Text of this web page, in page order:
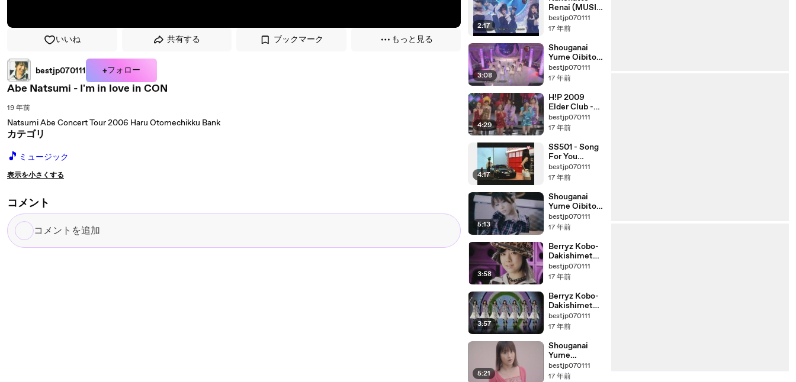
いいね 共有する ブックマーク もっと見る
bestjp070111 +フォロー
Abe Natsumi - I'm in love in CON
19 年前
Natsumi Abe Concert Tour 2006 Haru Otomechikku Bank
カテゴリ
🎵 ミュージック
表示を小さくする
コメント
コ
メ
2:17
Renai (MUSIC
FIGHTER)
bestjp070111
17 年前
3:08
Shouganai
Yume Oibito
(Music
Fighter)
bestjp070111
17 年前
4:29
H!P 2009
Elder Club -
Never Forget
bestjp070111
17 年前
4:17
SS501 - Song
For You
Remix
bestjp070111
17 年前
5:13
Shouganai
Yume Oibito
(Drama Ver)
bestjp070111
17 年前
3:58
Berryz Kobo-
Dakishimete
Dakishimete
(Close-up)
bestjp070111
17 年前
3:57
Berryz Kobo-
Dakishimete
Dakishimete
bestjp070111
17 年前
5:21
Shouganai
Yume
Oibito(Close-
up)
bestjp070111
17 年前